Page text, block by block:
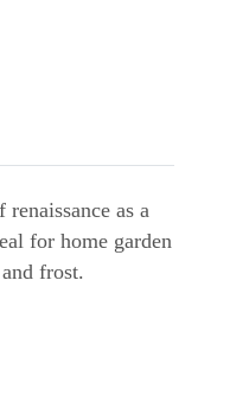
as a
for home garden
frost.